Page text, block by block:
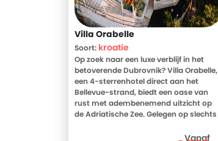
Villa Orabelle
Soort: kroatie
Op zoek naar een luxe verblijf in het
betoverende Dubrovnik? Villa Orabelle,
een 4-sterrenhotel direct aan het
Bellevue-strand, biedt een oase van
rust met adembenemend uitzicht op
de Adriatische Zee. Gelegen op slechts
oude centrum, combineert deze villa
Vanaf